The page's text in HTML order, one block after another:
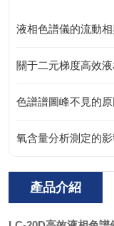
液相色譜儀的流動
關于二元梯度高效
色譜譜圖峰不見的
氧含量分析測定的
產品介紹